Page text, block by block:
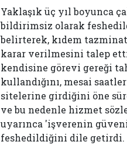
Yaklaşık üç yıl boyunca
bildirimsiz olarak
belirterek, kıdem
karar verilmesini talep
kendisine görevi gereği
kullandığını, mesai
sitelerine girdiğini öne
ve bu nedenle hizmet
uyarınca 'işverenin
feshedildiğini dile getirdi.